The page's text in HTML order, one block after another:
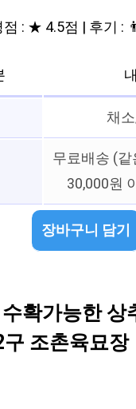
점 : ★ 4.5점 | 후기 :
채
무료배송 (
30,000원
장바구니 담기
확가능한 상
조촌육묘장